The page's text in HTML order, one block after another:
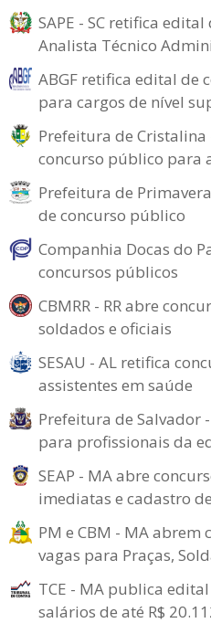
SAPE - SC retifica
Analista Técnico
ABGF retifica edital de
para cargos de nível
Prefeitura de
concurso público para
Prefeitura de
de concurso público
Companhia Docas do
concursos públicos
CBMRR - RR abre
soldados e oficiais
SESAU - AL retifica
assistentes em saúde
Prefeitura de Salvador
para profissionais da
SEAP - MA abre
imediatas e cadastro
PM e CBM - MA
vagas para Praças,
TCE - MA publica
salários de até R$